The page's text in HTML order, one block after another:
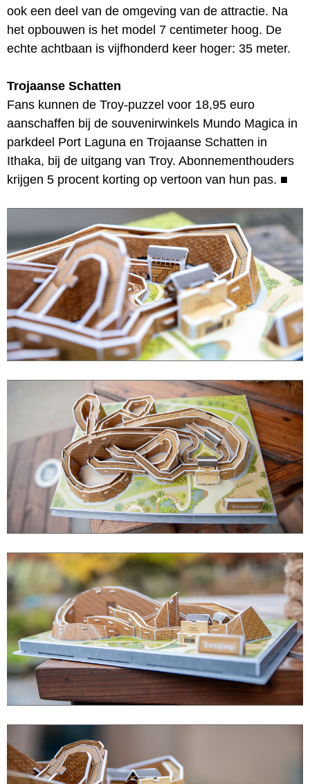
ook een deel van de omgeving van de attractie. Na
het opbouwen is het model 7 centimeter hoog. De
echte achtbaan is vijfhonderd keer hoger: 35 meter.
Trojaanse Schatten
Fans kunnen de Troy-puzzel voor 18,95 euro
aanschaffen bij de souvenirwinkels Mundo Magica in
parkdeel Port Laguna en Trojaanse Schatten in
Ithaka, bij de uitgang van Troy. Abonnementhouders
krijgen 5 procent korting op vertoon van hun pas. ■